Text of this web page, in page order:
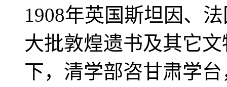
1908年英国斯坦因、
大批敦煌遗书及其它
下，清学部咨甘肃学